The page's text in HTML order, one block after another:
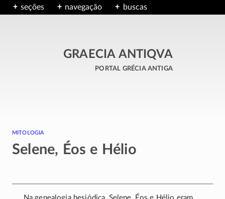
seções navegação buscas
GRAECIA ANTIQVA
portal grécia antiga
mitologia
Selene, Éos e Hélio